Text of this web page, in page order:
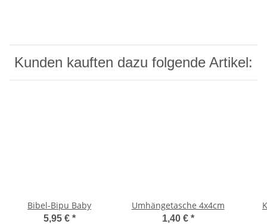
Kunden kauften dazu folgende Artikel:
Bibel-Bipu Baby
5,95 € *
Umhängetasche 4x4cm
1,40 € *